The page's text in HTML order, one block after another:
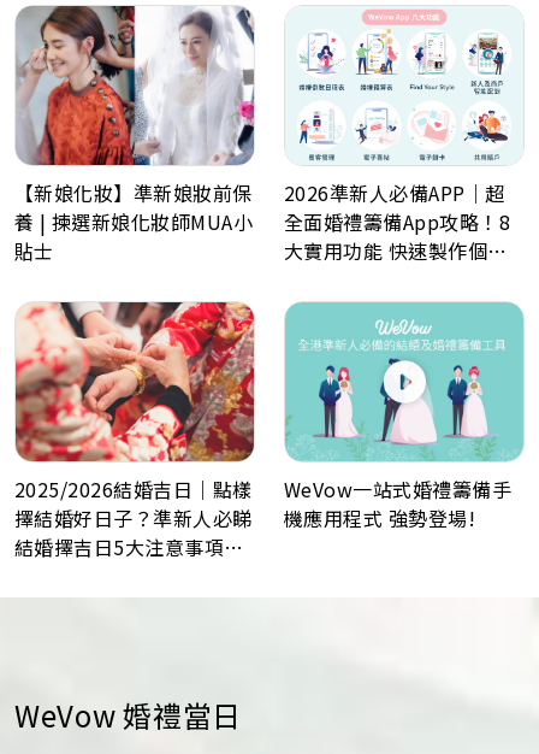
【新娘化妝】準新娘妝前保
養 | 揀選新娘化妝師MUA小
貼士
2026準新人必備APP｜超
全面婚禮籌備App攻略！8
大實用功能 快速製作個人
數日程表、預算表、婚禮商
戶一鍵查詢
2025/2026結婚吉日｜點樣
擇結婚好日子？準新人必睇
結婚擇吉日5大注意事項！
WeVow一站式婚禮籌備手
機應用程式 強勢登場!
WeVow 婚禮當日